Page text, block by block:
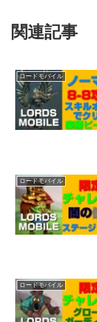
関連記事
ロードモバイル
ロードモバイル
ロードモバイル